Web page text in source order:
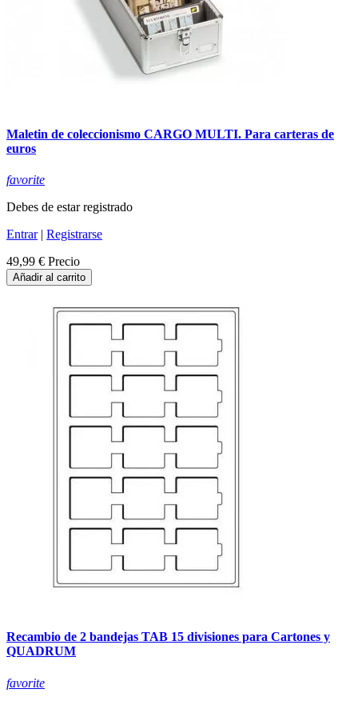
Maletin de coleccionismo CARGO MULTI. Para carteras de
euros
favorite
Debes de estar registrado
Entrar| Registrarse
49,99 € Precio
Añadir al carrito
Recambio de 2 bandejas TAB 15 divisiones para Cartones y
QUADRUM
favorite